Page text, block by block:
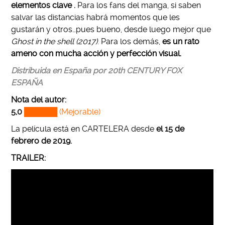
elementos clave . Para los fans del manga, si saben
salvar las distancias habrá momentos que les
gustarán y otros…pues bueno, desde luego mejor que
Ghost in the shell (2017). Para los demás,es un rato
ameno con mucha acción y perfección visual.
Distribuida en España por 20th CENTURY FOX
ESPAÑA
Nota del autor:
5,0 ██████ (Mejorable)
La película está en CARTELERA desde el 15 de
febrero de 2019.
TRAILER: